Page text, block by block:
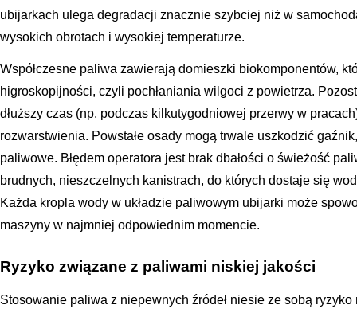
ubijarkach ulega degradacji znacznie szybciej niż w
wysokich obrotach i wysokiej temperaturze.
Współczesne paliwa zawierają domieszki biokomponentów,
higroskopijności, czyli pochłaniania wilgoci z powietrza.
dłuższy czas (np. podczas kilkutygodniowej przerwy w
rozwarstwienia. Powstałe osady mogą trwale uszkodzić
paliwowe. Błędem operatora jest brak dbałości o świeżość
brudnych, nieszczelnych kanistrach, do których dostaje się
Każda kropla wody w układzie paliwowym ubijarki może
maszyny w najmniej odpowiednim momencie.
Ryzyko związane z paliwami niskiej jakości
Stosowanie paliwa z niepewnych źródeł niesie ze sobą